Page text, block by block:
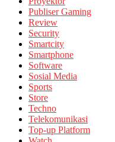
Publiser Gaming
Review
Security
Smartcity
Smartphone
Software
Sosial Media
Sports
Store
Techno
Telekomunikasi
Top-up Platform